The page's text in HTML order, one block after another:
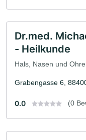
Dr.med.
- Heilkunde
Hals, Nasen und
Grabengasse 6,
0.0 (0